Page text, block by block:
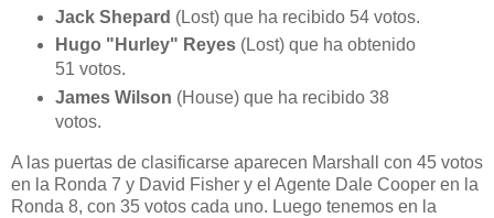
Jack Shepard (Lost) que ha recibido 54 votos.
Hugo "Hurley" Reyes(Lost) que ha obtenido
51 votos.
James Wilson (House) que ha recibido 38
votos.
A las puertas de clasificarse aparecen Marshall con 45 votos
en la Ronda 7 y David Fisher y el Agente Dale Cooper en la
Ronda 8, con 35 votos cada uno. Luego tenemos en la